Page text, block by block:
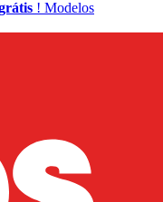
! Modelos